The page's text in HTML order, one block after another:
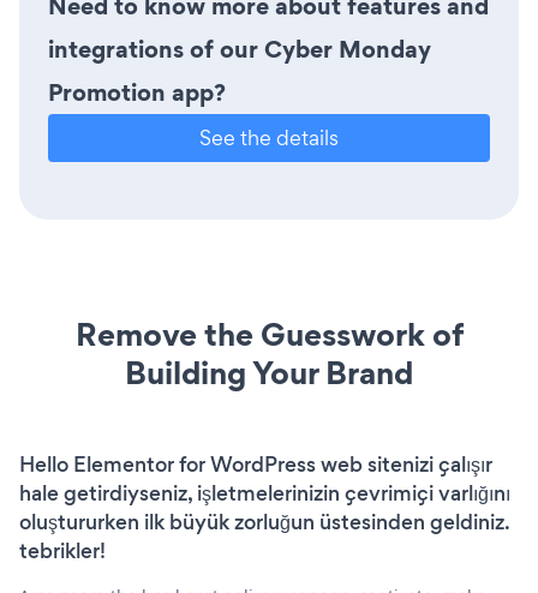
integrations of our Cyber Monday
Promotion app?
See the details
Remove the Guesswork of
Building Your Brand
Hello Elementor for WordPress web sitenizi çalışır
hale getirdiyseniz, işletmelerinizin çevrimiçi varlığını
oluştururken ilk büyük zorluğun üstesinden geldiniz.
tebrikler!